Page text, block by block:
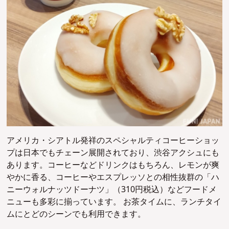
アメリカ・シアトル発祥のスペシャルティコーヒーショッ
プは日本でもチェーン展開されており、渋谷アクシュにも
あります。コーヒーなどドリンクはもちろん、レモンが爽
やかに香る、コーヒーやエスプレッソとの相性抜群の「ハ
ニーウォルナッツドーナツ」（310円税込）などフードメ
ニューも多彩に揃っています。 お茶タイムに、ランチタイ
ムにとどのシーンでも利用できます。